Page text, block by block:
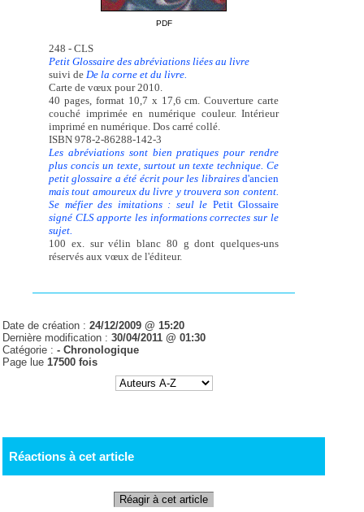
PDF
248 - CLS
Petit Glossaire des abréviations liées au livre
suivi de De la corne et du livre.
Carte de vœux pour 2010.
40 pages, format 10,7 x 17,6 cm. Couverture carte
couché imprimée en numérique couleur. Intérieur
imprimé en numérique. Dos carré collé.
ISBN 978-2-86288-142-3
Les abréviations sont bien pratiques pour rendre
plus concis un texte, surtout un texte technique. Ce
petit glossaire a été écrit pour les librairesd'ancien
mais tout amoureux du livre y trouvera son content.
Se méfier des imitations : seul le Petit Glossaire
signé CLS apporte les informations correctes sur le
sujet.
100 ex. sur vélin blanc 80 g dont quelques-uns
réservés aux vœux de l'éditeur.
Date de création :24/12/2009 @ 15:20
Dernière modification :30/04/2011 @ 01:30
Catégorie :-Chronologique
Page lue 17500 fois
Réactions à cet article
Réagir à cet article